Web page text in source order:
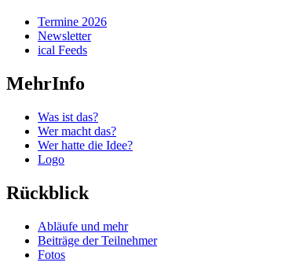
Termine 2026
Newsletter
ical Feeds
MehrInfo
Was ist das?
Wer macht das?
Wer hatte die Idee?
Logo
Rückblick
Abläufe und mehr
Beiträge der Teilnehmer
Fotos